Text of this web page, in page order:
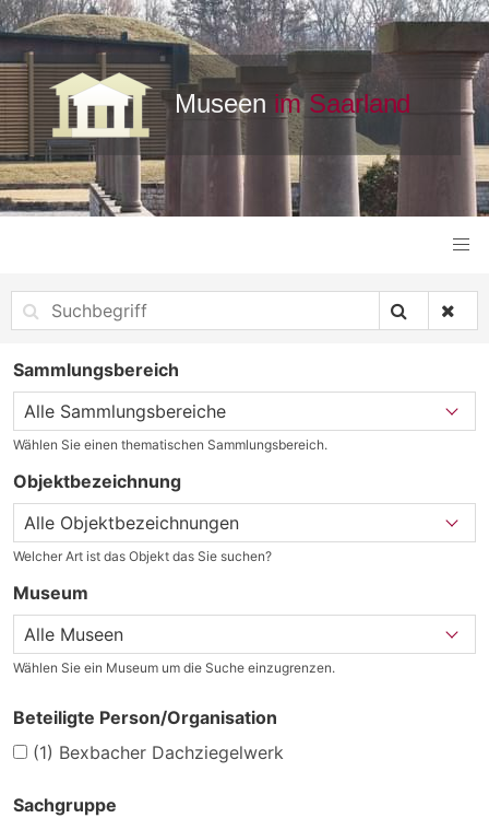
Sammlungsbereich
Wählen Sie einen thematischen Sammlungsbereich.
Objektbezeichnung
Welcher Art ist das Objekt das Sie suchen?
Museum
Wählen Sie ein Museum um die Suche einzugrenzen.
Beteiligte Person/Organisation
(1) Bexbacher Dachziegelwerk
Sachgruppe